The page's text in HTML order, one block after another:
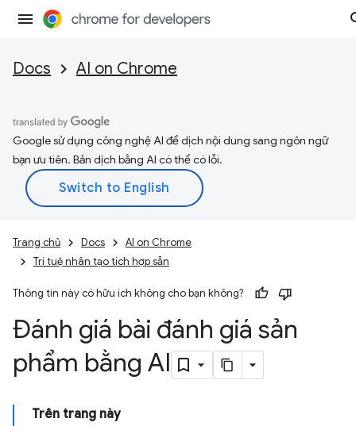
Docs AI on Chrome
Google sử dụng công nghệ AI để dịch nội dung sang ngôn ngữ
bạn ưu tiên. Bản dịch bằng AI có thể có lỗi.
Trang chủ Docs
AI on Chrome
Trí tuệ nhân tạo tích hợp sẵn
Thông tin này có hữu ích không cho bạn không?
Đánh giá bài đánh giá sản
phẩm bằng AI
Trên trang này